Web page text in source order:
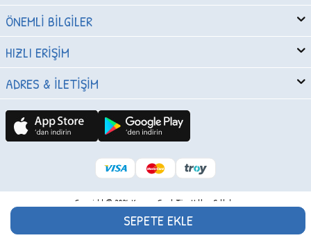
SEPETE EKLE
ÖNEMLI BILGILER
HIZLI ERIŞIM
ADRES & İLETIŞIM
Copyright © 2024 Karavan Çocuk Tüm Hakları Saklıdır
E-TicaretSistemleriyle Hazırlanmıştır.